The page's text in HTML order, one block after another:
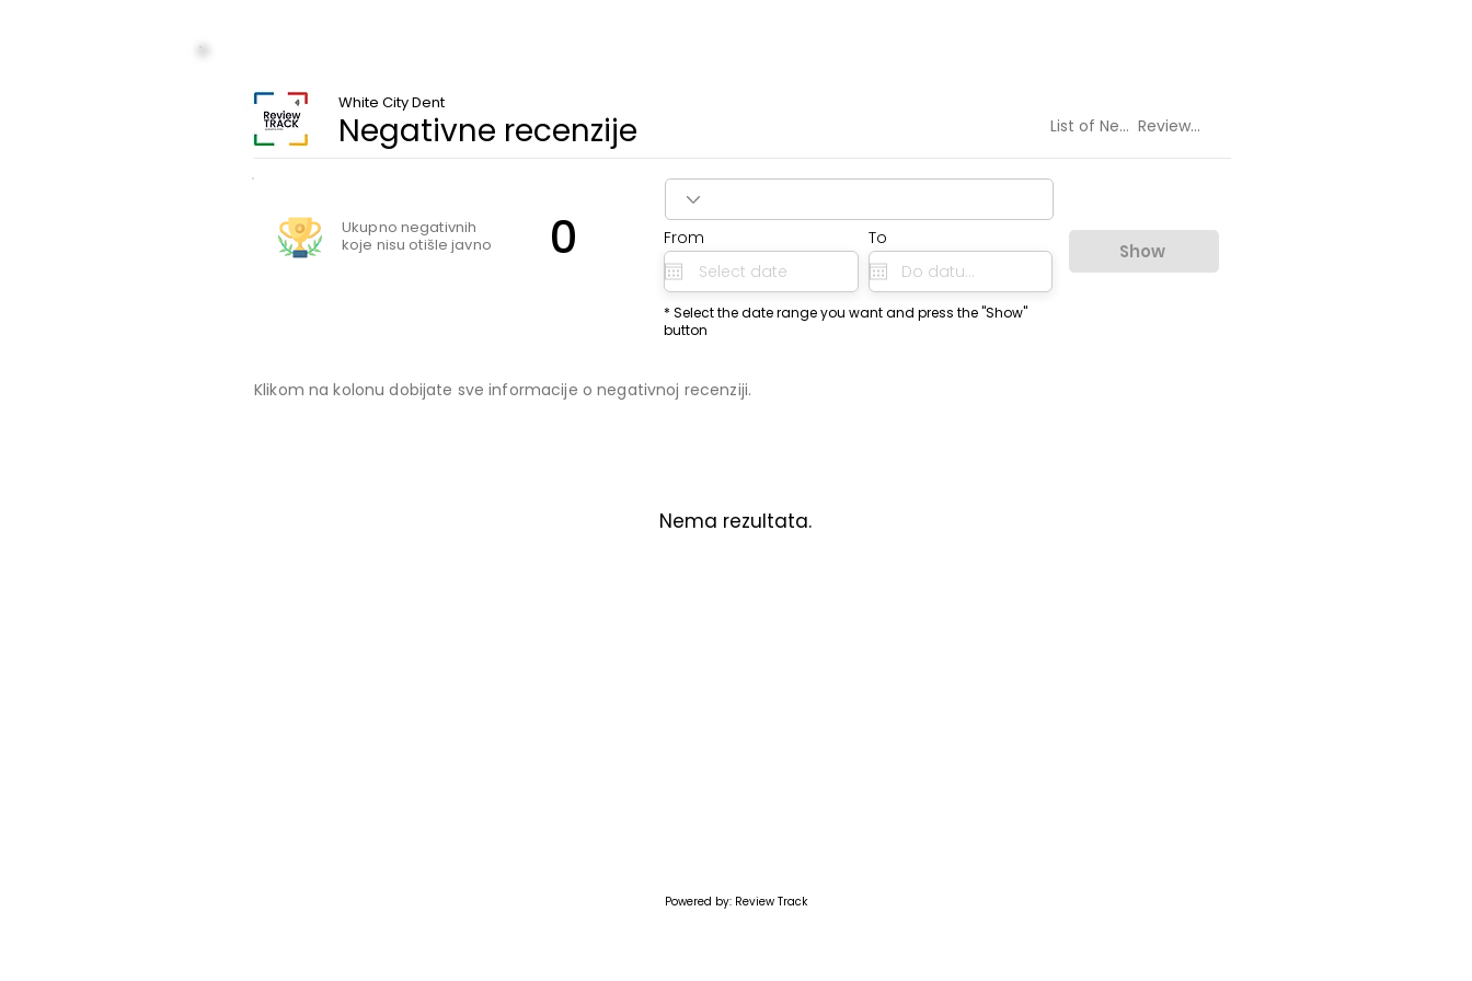
Negativne recenzije
White City Dent
List of Negative Reviews Review Counter
Ukupno negativnih
koje nisu otišle javno
0 From To
Show
* Select the date range you want and press the "Show"
button
Klikom na kolonu dobijate sve informacije o negativnoj recenziji.
Nema rezultata.
Powered by: Review Track